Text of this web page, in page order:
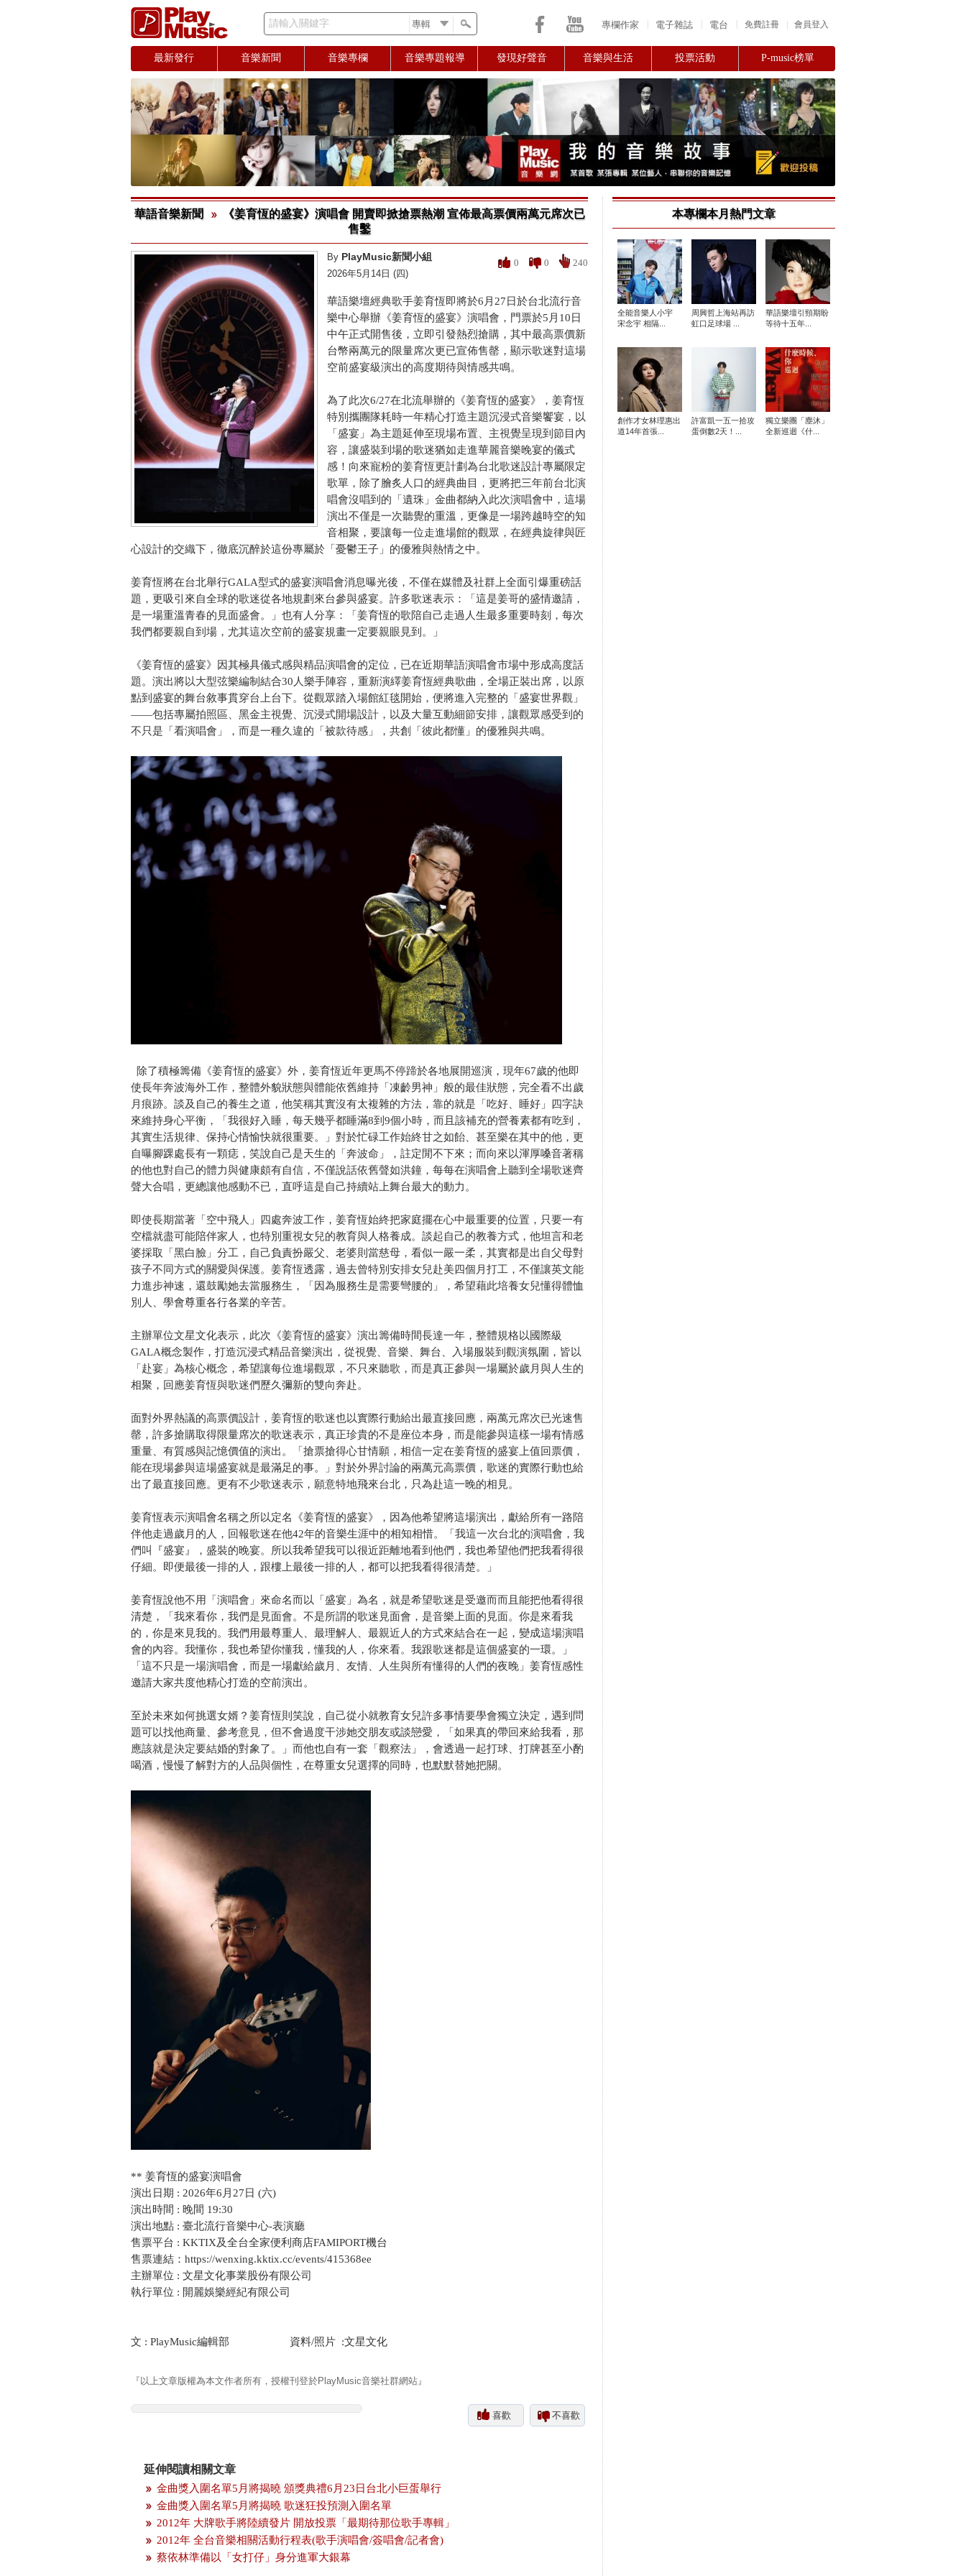
請輸入關鍵字 會員登入
免費註冊
專欄作家 電子雜誌 電台
最新發行 音樂新聞 音樂專欄 音樂專題報導 發現好聲音 音樂與生活 投票活動 P-music榜單
華語音樂新聞
《姜育恆的盛宴》演唱會 開賣即掀搶票熱潮 宣佈最高票價兩萬元席次已
售鑿
0 0 240
By PlayMusic新聞小組
2026年5月14日 (四)
華語樂壇經典歌手姜育恆即將於6月27日於台北流行音
樂中心舉辦《姜育恆的盛宴》演唱會，門票於5月10日
中午正式開售後，立即引發熱烈搶購，其中最高票價新
台幣兩萬元的限量席次更已宣佈售罄，顯示歌迷對這場
空前盛宴級演出的高度期待與情感共鳴。
為了此次6/27在北流舉辦的《姜育恆的盛宴》，姜育恆
特別攜團隊耗時一年精心打造主題沉浸式音樂饗宴，以
「盛宴」為主題延伸至現場布置、主視覺呈現到節目內
容，讓盛裝到場的歌迷猶如走進華麗音樂晚宴的儀式
感！向來寵粉的姜育恆更計劃為台北歌迷設計專屬限定
歌單，除了膾炙人口的經典曲目，更將把三年前台北演
唱會沒唱到的「遺珠」金曲都納入此次演唱會中，這場
演出不僅是一次聽覺的重溫，更像是一場跨越時空的知
音相聚，要讓每一位走進場館的觀眾，在經典旋律與匠
心設計的交織下，徹底沉醉於這份專屬於「憂鬱王子」的優雅與熱情之中。
姜育恆將在台北舉行GALA型式的盛宴演唱會消息曝光後，不僅在媒體及社群上全面引爆重磅話
題，更吸引來自全球的歌迷從各地規劃來台參與盛宴。許多歌迷表示：「這是姜哥的盛情邀請，
是一場重溫青春的見面盛會。」也有人分享：「姜育恆的歌陪自己走過人生最多重要時刻，每次
我們都要親自到場，尤其這次空前的盛宴規畫一定要親眼見到。」
《姜育恆的盛宴》因其極具儀式感與精品演唱會的定位，已在近期華語演唱會市場中形成高度話
題。演出將以大型弦樂編制結合30人樂手陣容，重新演繹姜育恆經典歌曲，全場正裝出席，以原
點到盛宴的舞台敘事貫穿台上台下。從觀眾踏入場館紅毯開始，便將進入完整的「盛宴世界觀」
——包括專屬拍照區、黑金主視覺、沉浸式開場設計，以及大量互動細節安排，讓觀眾感受到的
不只是「看演唱會」，而是一種久違的「被款待感」，共創「彼此都懂」的優雅與共鳴。
除了積極籌備《姜育恆的盛宴》外，姜育恆近年更馬不停蹄於各地展開巡演，現年67歲的他即
使長年奔波海外工作，整體外貌狀態與體能依舊維持「凍齡男神」般的最佳狀態，完全看不出歲
月痕跡。談及自己的養生之道，他笑稱其實沒有太複雜的方法，靠的就是「吃好、睡好」四字訣
來維持身心平衡，「我很好入睡，每天幾乎都睡滿8到9個小時，而且該補充的營養素都有吃到，
其實生活規律、保持心情愉快就很重要。」對於忙碌工作始終甘之如飴、甚至樂在其中的他，更
自曝腳踝處長有一顆痣，笑說自己是天生的「奔波命」，註定閒不下來；而向來以渾厚嗓音著稱
的他也對自己的體力與健康頗有自信，不僅說話依舊聲如洪鐘，每每在演唱會上聽到全場歌迷齊
聲大合唱，更總讓他感動不已，直呼這是自己持續站上舞台最大的動力。
即使長期當著「空中飛人」四處奔波工作，姜育恆始終把家庭擺在心中最重要的位置，只要一有
空檔就盡可能陪伴家人，也特別重視女兒的教育與人格養成。談起自己的教養方式，他坦言和老
婆採取「黑白臉」分工，自己負責扮嚴父、老婆則當慈母，看似一嚴一柔，其實都是出自父母對
孩子不同方式的關愛與保護。姜育恆透露，過去曾特別安排女兒赴美四個月打工，不僅讓英文能
力進步神速，還鼓勵她去當服務生，「因為服務生是需要彎腰的」，希望藉此培養女兒懂得體恤
別人、學會尊重各行各業的辛苦。
主辦單位文星文化表示，此次《姜育恆的盛宴》演出籌備時間長達一年，整體規格以國際級
GALA概念製作，打造沉浸式精品音樂演出，從視覺、音樂、舞台、入場服裝到觀演氛圍，皆以
「赴宴」為核心概念，希望讓每位進場觀眾，不只來聽歌，而是真正參與一場屬於歲月與人生的
相聚，回應姜育恆與歌迷們歷久彌新的雙向奔赴。
面對外界熱議的高票價設計，姜育恆的歌迷也以實際行動給出最直接回應，兩萬元席次已光速售
罄，許多搶購取得限量席次的歌迷表示，真正珍貴的不是座位本身，而是能參與這樣一場有情感
重量、有質感與記憶價值的演出。「搶票搶得心甘情願，相信一定在姜育恆的盛宴上值回票價，
能在現場參與這場盛宴就是最滿足的事。」對於外界討論的兩萬元高票價，歌迷的實際行動也給
出了最直接回應。更有不少歌迷表示，願意特地飛來台北，只為赴這一晚的相見。
姜育恆表示演唱會名稱之所以定名《姜育恆的盛宴》，因為他希望將這場演出，獻給所有一路陪
伴他走過歲月的人，回報歌迷在他42年的音樂生涯中的相知相惜。「我這一次台北的演唱會，我
們叫『盛宴』，盛裝的晚宴。所以我希望我可以很近距離地看到他們，我也希望他們把我看得很
仔細。即便最後一排的人，跟樓上最後一排的人，都可以把我看得很清楚。」
姜育恆說他不用「演唱會」來命名而以「盛宴」為名，就是希望歌迷是受邀而而且能把他看得很
清楚，「我來看你，我們是見面會。不是所謂的歌迷見面會，是音樂上面的見面。你是來看我
的，你是來見我的。我們用最尊重人、最理解人、最親近人的方式來結合在一起，變成這場演唱
會的內容。我懂你，我也希望你懂我，懂我的人，你來看。我跟歌迷都是這個盛宴的一環。」
「這不只是一場演唱會，而是一場獻給歲月、友情、人生與所有懂得的人們的夜晚」姜育恆感性
邀請大家共度他精心打造的空前演出。
至於未來如何挑選女婿？姜育恆則笑說，自己從小就教育女兒許多事情要學會獨立決定，遇到問
題可以找他商量、參考意見，但不會過度干涉她交朋友或談戀愛，「如果真的帶回來給我看，那
應該就是決定要結婚的對象了。」而他也自有一套「觀察法」，會透過一起打球、打牌甚至小酌
喝酒，慢慢了解對方的人品與個性，在尊重女兒選擇的同時，也默默替她把關。
** 姜育恆的盛宴演唱會
演出日期 : 2026年6月27日 (六)
演出時間 : 晚間 19:30
演出地點 : 臺北流行音樂中心-表演廳
售票平台 : KKTIX及全台全家便利商店FAMIPORT機台
售票連結：https://wenxing.kktix.cc/events/415368ee
主辦單位 : 文星文化事業股份有限公司
執行單位 : 開麗娛樂經紀有限公司
文 : PlayMusic編輯部 資料/照片 :文星文化
『以上文章版權為本文作者所有，授權刊登於PlayMusic音樂社群網站』
喜歡 不喜歡
延伸閱讀相關文章
金曲獎入圍名單5月將揭曉 頒獎典禮6月23日台北小巨蛋舉行
金曲獎入圍名單5月將揭曉 歌迷狂投預測入圍名單
2012年 大牌歌手將陸續發片 開放投票「最期待那位歌手專輯」
2012年 全台音樂相關活動行程表(歌手演唱會/簽唱會/記者會)
蔡依林準備以「女打仔」身分進軍大銀幕
本專欄本月熱門文章
全能音樂人小宇
宋念宇 相隔...
周興哲上海站再訪
虹口足球場 ...
華語樂壇引頸期盼
等待十五年...
創作才女林理惠出
道14年首張...
許富凱一五一拾攻
蛋倒數2天！...
獨立樂團「塵沐」
全新巡迴《什...